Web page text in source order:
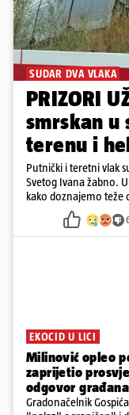
SUDAR DVA VLAKA
PRIZORI
smrskan u
terenu i
Putnički i teretni vlak
Svetog Ivana žabno.
kako doznajemo teže
vlaka. Zatvoren je promet, a fotoreporteri Prigorskog objavili su
prve snimke s mjesta
EKOCID U LICI
Milinović opleo
zaprijetio
odgovor
Gradonačelnik